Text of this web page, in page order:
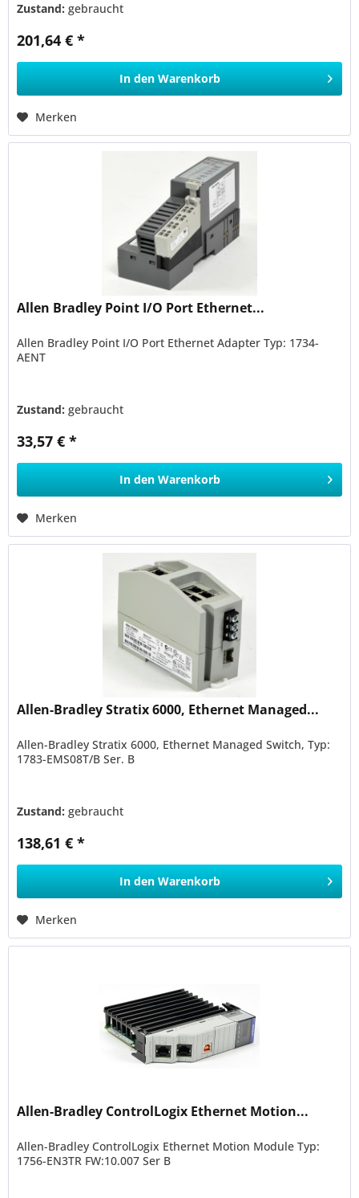
Zustand:gebraucht
201,64 € *
In den Warenkorb
Merken
Allen Bradley Point I/O Port Ethernet...
Allen Bradley Point I/O Port Ethernet Adapter Typ: 1734-
AENT
Zustand:gebraucht
33,57 € *
In den Warenkorb
Merken
Allen-Bradley Stratix 6000, Ethernet Managed...
Allen-Bradley Stratix 6000, Ethernet Managed Switch, Typ:
1783-EMS08T/B Ser. B
Zustand:gebraucht
138,61 € *
In den Warenkorb
Merken
Allen-Bradley ControlLogix Ethernet Motion...
Allen-Bradley ControlLogix Ethernet Motion Module Typ:
1756-EN3TR FW:10.007 Ser B